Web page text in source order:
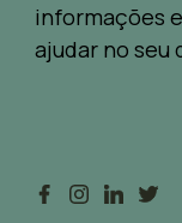
informações
ajudar no seu